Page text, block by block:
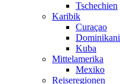
Tschechien
Karibik
Curaçao
Kuba
Mittelamerika
Mexiko
Reiseregionen